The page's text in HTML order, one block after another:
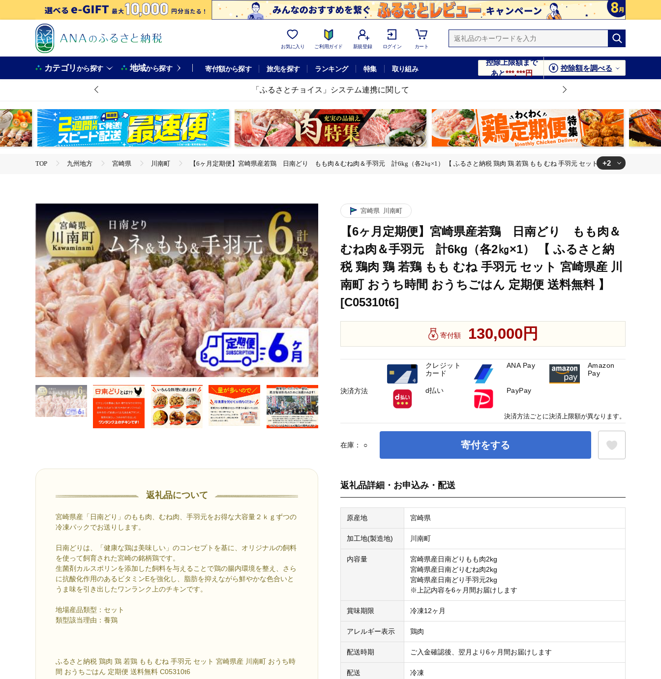
お気に入り ご利用ガイド 新規登録 ログイン カート
カテゴリから探す 地域から探す 寄付額から探す 旅先を探す ランキング 特集 取り組み
控除上限額まで
あと***,***円
控除額を調べる
「ふるさとチョイス」システム連携に関して
TOP 九州地方 宮崎県 川南町
【6ヶ月定期便】宮崎県産若鶏 日南どり もも肉＆むね肉＆手羽元 計6kg（各2㎏×1） 【 ふるさと納税 鶏肉 鶏 若鶏 もも むね 手羽元 セット 宮崎県産 川南町 お
【6ヶ月定期便】宮崎県産若鶏 日南どり もも肉＆むね肉＆手羽元 計6kg（各2㎏×1） 【 ふるさと納税 鶏肉 鶏 若鶏 もも むね 手羽元 セット 宮崎県産 川南町 おうち時間 おうちごはん 定期便 送料無料 】
[C05310t6]
+2
返礼品について
宮崎県産「日南どり」のもも肉、むね肉、手羽元をお得な大容量２ｋｇずつの
冷凍パックでお送りします。
日南どりは、「健康な鶏は美味しい」のコンセプトを基に、オリジナルの飼料
を使って飼育された宮崎の銘柄鶏です。
生菌剤カルスポリンを添加した飼料を与えることで鶏の腸内環境を整え、さら
に抗酸化作用のあるビタミンEを強化し、脂肪を抑えながら鮮やかな色合いと
うま味を引き出したワンランク上のチキンです。
地場産品類型：セット
類型該当理由：養鶏
ふるさと納税 鶏肉 鶏 若鶏 もも むね 手羽元 セット 宮崎県産 川南町 おうち時
間 おうちごはん 定期便 送料無料 C05310t6
宮崎県 川南町
【6ヶ月定期便】宮崎県産若鶏 日南どり もも肉＆
むね肉＆手羽元 計6kg（各2㎏×1） 【 ふるさと納
税 鶏肉 鶏 若鶏 もも むね 手羽元 セット 宮崎県産 川
南町 おうち時間 おうちごはん 定期便 送料無料 】
[C05310t6]
寄付額 130,000円
在庫： ○ 寄付をする
返礼品詳細・お申込み・配送
原産地 宮崎県
加工地(製造地) 川南町
内容量
宮崎県産日南どりもも肉2kg
宮崎県産日南どりむね肉2kg
宮崎県産日南どり手羽元2kg
※上記内容を6ヶ月間お届けします
賞味期限 冷凍12ヶ月
アレルギー表示 鶏肉
配送時期 ご入金確認後、翌月より6ヶ月間お届けします
配送 冷凍
決済方法
クレジット
カード
ANA Pay
Amazon
Pay
d払い PayPay
決済方法ごとに決済上限額が異なります。